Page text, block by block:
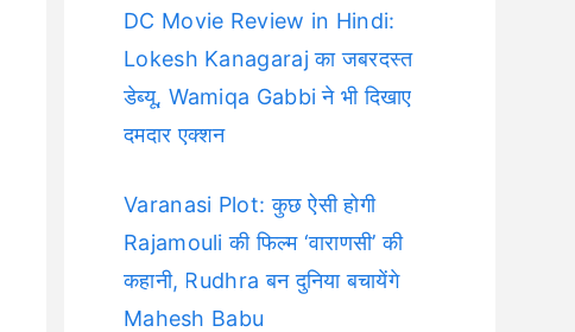
DC Movie Review in Hindi:
Lokesh Kanagaraj का जबरदस्त
डेब्यू, Wamiqa Gabbi ने भी दिखाए
दमदार एक्शन
Varanasi Plot: कुछ ऐसी होगी
Rajamouli की फिल्म ‘वाराणसी’ की
कहानी, Rudhra बन दुनिया बचायेंगे
Mahesh Babu